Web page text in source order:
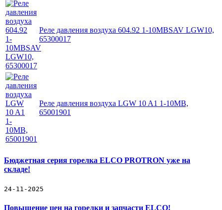
Реле давления воздуха 604.92 1-10MBSAV LGW10,
65300017
Реле давления воздуха LGW 10 A1 1-10MB,
65001901
Бюджетная серия горелка ELCO PROTRON уже на
складе!
24-11-2025
Повышение цен на горелки и запчасти ELCO!